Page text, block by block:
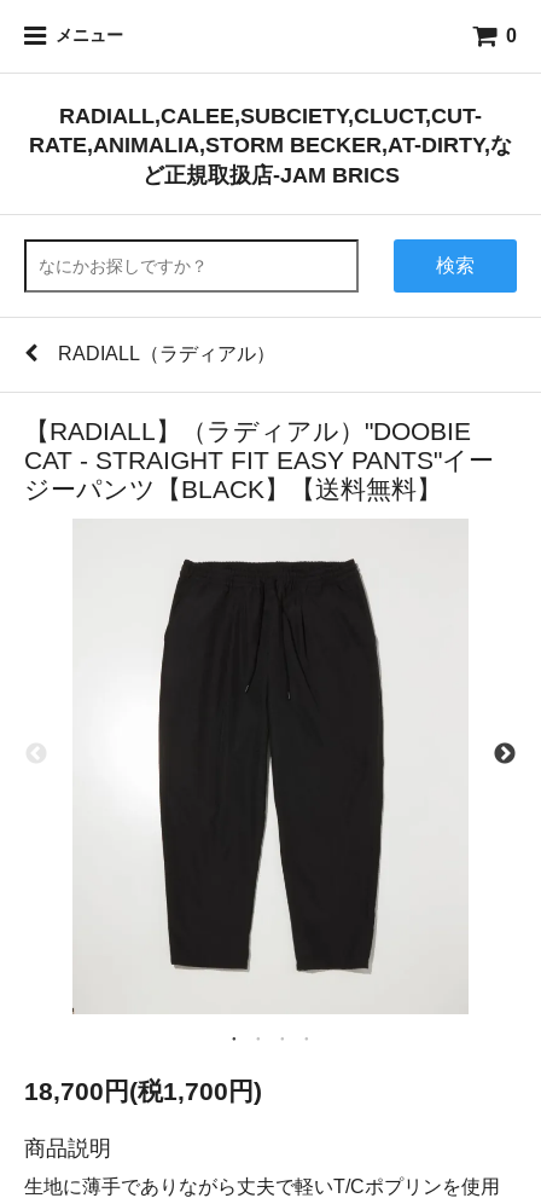
メニュー 0
RADIALL,CALEE,SUBCIETY,CLUCT,CUT-
RATE,ANIMALIA,STORM BECKER,AT-DIRTY,な
ど正規取扱店-JAM BRICS
検索
RADIALL（ラディアル）
【RADIALL】（ラディアル）"DOOBIE
CAT - STRAIGHT FIT EASY PANTS"イー
ジーパンツ【BLACK】【送料無料】
18,700円(税1,700円)
商品説明
生地に薄手でありながら丈夫で軽いT/Cポプリンを使用